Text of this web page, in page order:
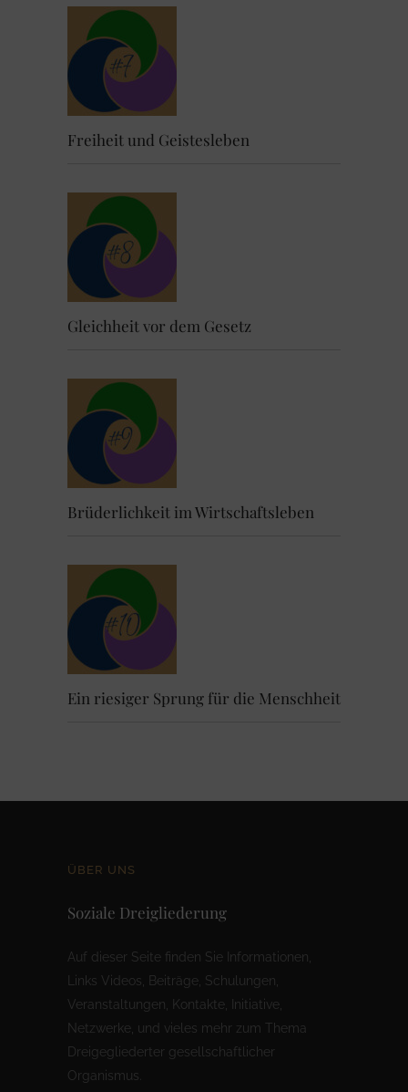
Freiheit und Geistesleben
Gleichheit vor dem Gesetz
Brüderlichkeit im Wirtschaftsleben
Ein riesiger Sprung für die Menschheit
ÜBER UNS
Soziale Dreigliederung
Auf dieser Seite finden Sie Informationen,
Links Videos, Beiträge, Schulungen,
Veranstaltungen, Kontakte, Initiative,
Netzwerke, und vieles mehr zum Thema
Dreigegliederter gesellschaftlicher
Organismus.